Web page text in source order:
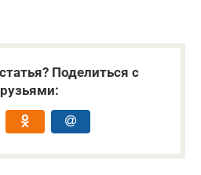
Поделиться с